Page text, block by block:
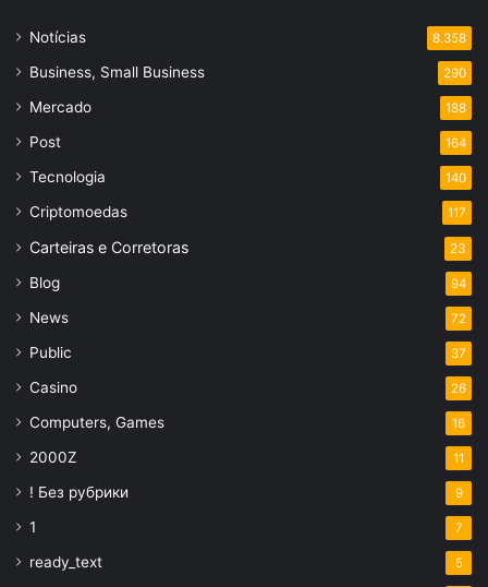
Notícias 8.358
Business, Small Business 290
Mercado 188
Post 164
Tecnologia 140
Criptomoedas 117
Carteiras e Corretoras 23
Blog 94
News 72
Public 37
Casino 26
Computers, Games 16
2000Z 11
! Без рубрики 9
1 7
ready_text 5